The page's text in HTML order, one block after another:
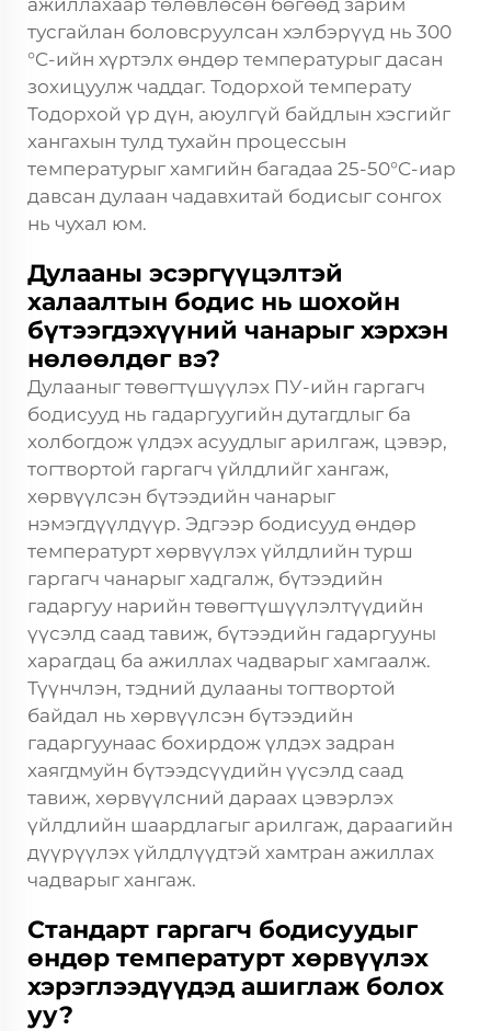
ажиллахаар төлөвлөсөн бөгөөд зарим
тусгайлан боловсруулсан хэлбэрүүд нь 300
°C-ийн хүртэлх өндөр температурыг дасан
зохицуулж чаддаг. Тодорхой температу
Тодорхой үр дүн, аюулгүй байдлын хэсгийг
хангахын тулд тухайн процессын
температурыг хамгийн багадаа 25-50°C-иар
давсан дулаан чадавхитай бодисыг сонгох
нь чухал юм.
Дулааны эсэргүүцэлтэй
халаалтын бодис нь шохойн
бүтээгдэхүүний чанарыг хэрхэн
нөлөөлдөг вэ?
Дулааныг төвөгтүшүүлэх ПУ-ийн гаргагч
бодисууд нь гадаргуугийн дутагдлыг ба
холбогдож үлдэх асуудлыг арилгаж, цэвэр,
тогтвортой гаргагч үйлдлийг хангаж,
хөрвүүлсэн бүтээдийн чанарыг
нэмэгдүүлдүүр. Эдгээр бодисууд өндөр
температурт хөрвүүлэх үйлдлийн турш
гаргагч чанарыг хадгалж, бүтээдийн
гадаргуу нарийн төвөгтүшүүлэлтүүдийн
үүсэлд саад тавиж, бүтээдийн гадаргууны
харагдац ба ажиллах чадварыг хамгаалж.
Түүнчлэн, тэдний дулааны тогтвортой
байдал нь хөрвүүлсэн бүтээдийн
гадаргуунаас бохирдож үлдэх задран
хаягдмуйн бүтээдсүүдийн үүсэлд саад
тавиж, хөрвүүлсний дараах цэвэрлэх
үйлдлийн шаардлагыг арилгаж, дараагийн
дүүрүүлэх үйлдлүүдтэй хамтран ажиллах
чадварыг хангаж.
Стандарт гаргагч бодисуудыг
өндөр температурт хөрвүүлэх
хэрэглээдүүдэд ашиглаж болох
уу?